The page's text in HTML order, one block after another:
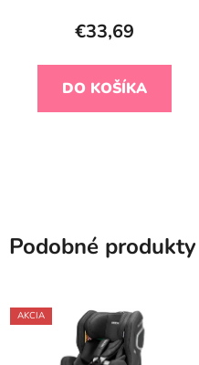
€33,69
DO KOŠÍKA
Podobné produkty
AKCIA